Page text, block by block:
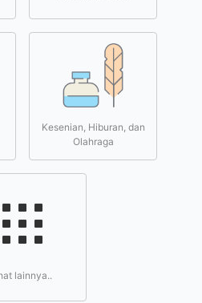
Kesenian, Hiburan, dan
Olahraga
lainnya..